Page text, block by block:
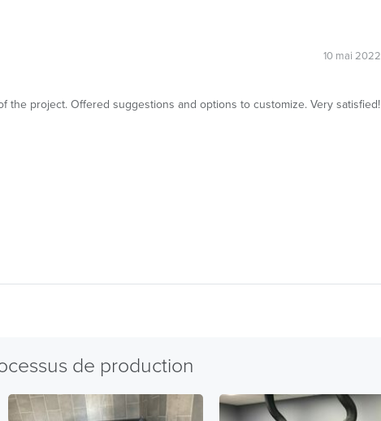
10 mai 2022
the project. Offered suggestions and options to customize. Very satisfied!
de production